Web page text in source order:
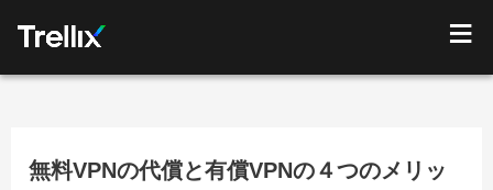
無料VPNの代償と有償VPNの４つのメリッ